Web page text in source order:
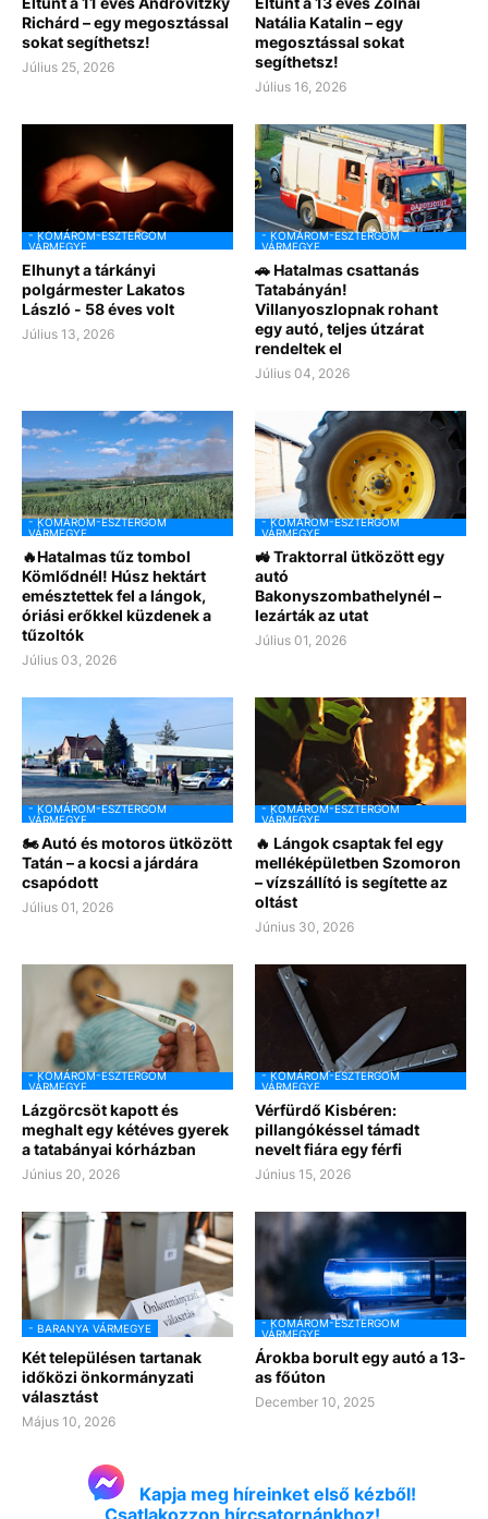
Richárd – egy megosztással
sokat segíthetsz!
Július 25, 2026
Natália Katalin – egy
megosztással sokat
segíthetsz!
Július 16, 2026
- KOMÁROM-ESZTERGOM
VÁRMEGYE
Elhunyt a tárkányi
polgármester Lakatos
László - 58 éves volt
Július 13, 2026
- KOMÁROM-ESZTERGOM
VÁRMEGYE
🚗 Hatalmas csattanás
Tatabányán!
Villanyoszlopnak rohant
egy autó, teljes útzárat
rendeltek el
Július 04, 2026
- KOMÁROM-ESZTERGOM
VÁRMEGYE
🔥Hatalmas tűz tombol
Kömlődnél! Húsz hektárt
emésztettek fel a lángok,
óriási erőkkel küzdenek a
tűzoltók
Július 03, 2026
- KOMÁROM-ESZTERGOM
VÁRMEGYE
🚜 Traktorral ütközött egy
autó
Bakonyszombathelynél –
lezárták az utat
Július 01, 2026
- KOMÁROM-ESZTERGOM
VÁRMEGYE
🏍️ Autó és motoros ütközött
Tatán – a kocsi a járdára
csapódott
Július 01, 2026
- KOMÁROM-ESZTERGOM
VÁRMEGYE
🔥 Lángok csaptak fel egy
melléképületben Szomoron
– vízszállító is segítette az
oltást
Június 30, 2026
- KOMÁROM-ESZTERGOM
VÁRMEGYE
Lázgörcsöt kapott és
meghalt egy kétéves gyerek
a tatabányai kórházban
Június 20, 2026
- KOMÁROM-ESZTERGOM
VÁRMEGYE
Vérfürdő Kisbéren:
pillangókéssel támadt
nevelt fiára egy férfi
Június 15, 2026
- BARANYA VÁRMEGYE
Két településen tartanak
időközi önkormányzati
választást
Május 10, 2026
- KOMÁROM-ESZTERGOM
VÁRMEGYE
Árokba borult egy autó a 13-
as főúton
December 10, 2025
Kapja meg híreinket első kézből!
Csatlakozzon hírcsatornánkhoz!